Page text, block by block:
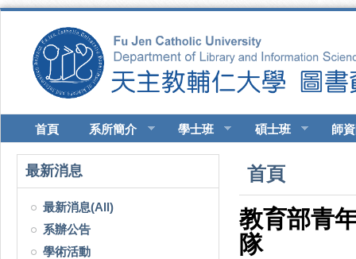
首頁 系所簡介 學士班 碩士班 師
最新消息
最新消息(All)
系辦公告
學術活動
您在這裡
首頁
教育部青
隊